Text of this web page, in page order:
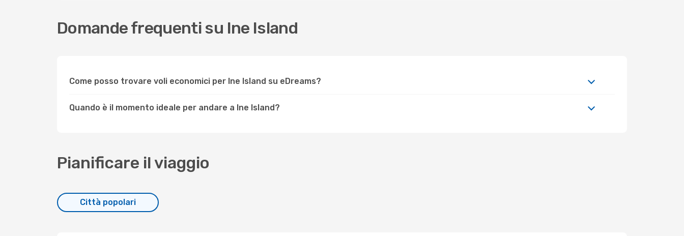
Domande frequenti su Ine Island
Come posso trovare voli economici per Ine Island su eDreams?
Quando è il momento ideale per andare a Ine Island?
Pianificare il viaggio
Città popolari